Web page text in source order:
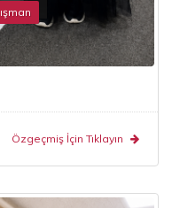
Özgeçmiş İçin Tıklayın